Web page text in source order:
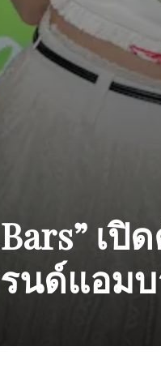
Bars” เ
นด์แอม